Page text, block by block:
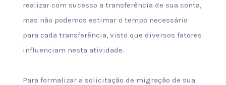
realizar com sucesso a transferência de sua conta,
mas não podemos estimar o tempo necessário
para cada transferência, visto que diversos fatores
influenciam nesta atividade.
Para formalizar a solicitação de migração de sua